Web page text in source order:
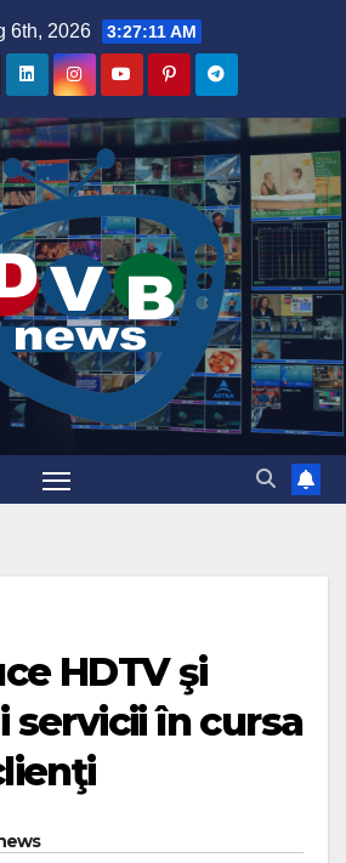
6th, 2026 3:27:12 AM
HDTV şi
servicii în cursa